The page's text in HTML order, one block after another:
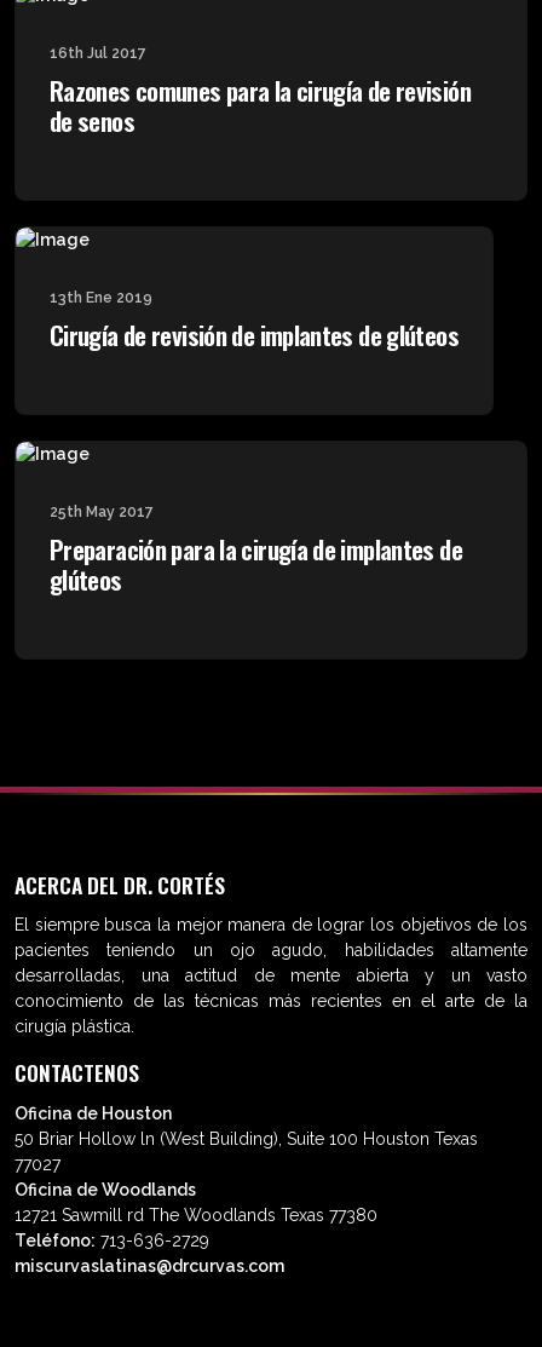
16th Jul 2017
Razones comunes para la cirugía de revisión
de senos
13th Ene 2019
Cirugía de revisión de implantes de glúteos
25th May 2017
Preparación para la cirugía de implantes de
glúteos
ACERCA DEL DR. CORTÉS
El siempre busca la mejor manera de lograr los objetivos de los
pacientes teniendo un ojo agudo, habilidades altamente
desarrolladas, una actitud de mente abierta y un vasto
conocimiento de las técnicas más recientes en el arte de la
cirugía plástica.
CONTACTENOS
Oficina de Houston
50 Briar Hollow ln (West Building), Suite 100 Houston Texas
77027
Oficina de Woodlands
12721 Sawmill rd The Woodlands Texas 77380
Teléfono: 713-636-2729
miscurvaslatinas@drcurvas.com